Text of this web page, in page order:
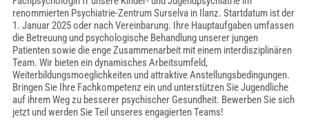
renommierten Psychiatrie-Zentrum Surselva in Ilanz. Startdatum ist der
1. Januar 2025 oder nach Vereinbarung. Ihre Hauptaufgaben umfassen
die Betreuung und psychologische Behandlung unserer jungen
Patienten sowie die enge Zusammenarbeit mit einem interdisziplinären
Team. Wir bieten ein dynamisches Arbeitsumfeld,
Weiterbildungsmoeglichkeiten und attraktive Anstellungsbedingungen.
Bringen Sie Ihre Fachkompetenz ein und unterstützen Sie Jugendliche
auf ihrem Weg zu besserer psychischer Gesundheit. Bewerben Sie sich
jetzt und werden Sie Teil unseres engagierten Teams!